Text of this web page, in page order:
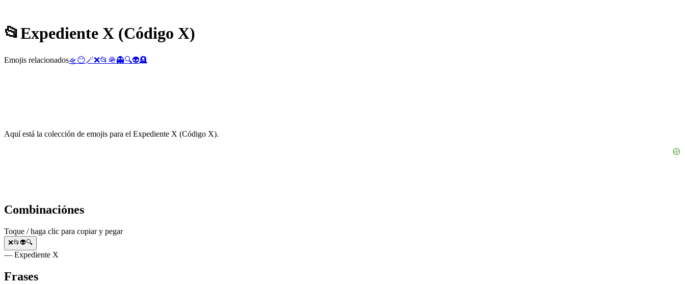
📂Expediente X (Código X)
Emojis relacionados🛸 😶🪄❌📂 🪖👻🔍👽🪦
Aquí está la colección de emojis para el Expediente X (Código X).
Combinaciónes
Toque / haga clic para copiar y pegar
❌📂👽🔍
— Expediente X
Frases